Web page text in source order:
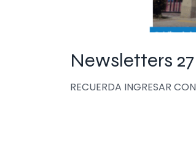
Newsletters
RECUERDA INGRESAR